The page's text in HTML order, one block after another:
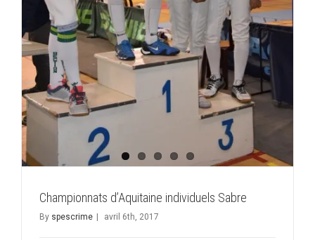
Championnats d’Aquitaine individuels Sabre
By spescrime avril 6th, 2017